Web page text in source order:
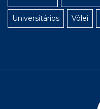
Universitários Vôlei